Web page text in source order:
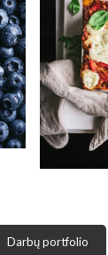
Darbų portfolio